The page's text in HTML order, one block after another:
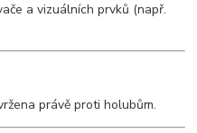
a vizuálních prvků (např.
právě proti holubům.